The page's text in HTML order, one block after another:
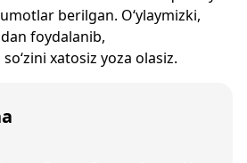
berilgan. O‘ylaymizki,
foydalanib,
so‘zini xatosiz yoza olasiz.